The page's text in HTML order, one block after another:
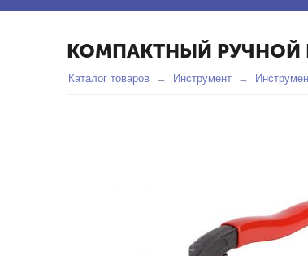
КОМПАКТНЫЙ РУЧНОЙ
Каталог товаров Инструмент